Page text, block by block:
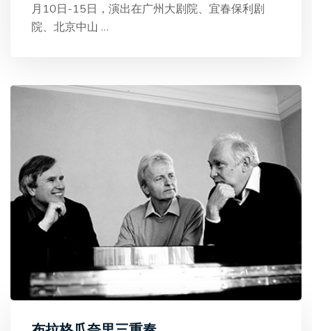
月10日-15日，演出在广州大剧院、宜春保利剧
院、北京中山 …